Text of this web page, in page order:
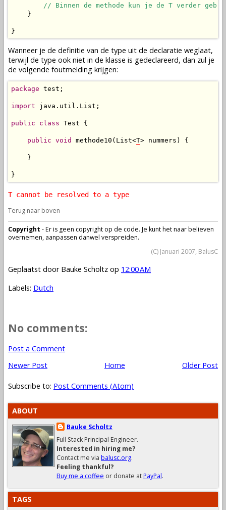
// Binnen de methode kun je de T verder
    }
}
Wanneer je de definitie van de type uit de declaratie weglaat,
terwijl de type ook niet in de klasse is gedeclareerd, dan zul je
de volgende foutmelding krijgen:
package test;
import java.util.List;
public class Test {
public void methode10(List<T> nummers) {
    }
}
T cannot be resolved to a type
Terug naar boven
Copyright - Er is geen copyright op de code. Je kunt het naar believen
overnemen, aanpassen danwel verspreiden.
(C) Januari 2007, BalusC
Geplaatst door Bauke Scholtz op 12:00 AM
Labels: Dutch
No comments:
Post a Comment
Newer Post
Older Post
Home
Subscribe to: Post Comments (Atom)
ABOUT
Bauke Scholtz
Full Stack Principal Engineer.
Interested in hiring me?
Contact me via balusc.org.
Feeling thankful?
Buy me a coffee or donate atPayPal.
TAGS